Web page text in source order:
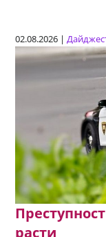
02.08.2026 |
расти